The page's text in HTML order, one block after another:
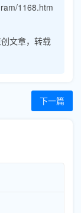
1168.htm
文章，转载
下一篇